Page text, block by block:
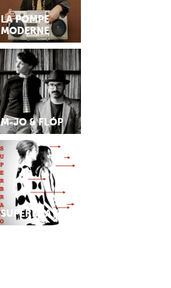
LA POMPE
MODERNE
M-JO & FLÓP
SUPERBRAVO